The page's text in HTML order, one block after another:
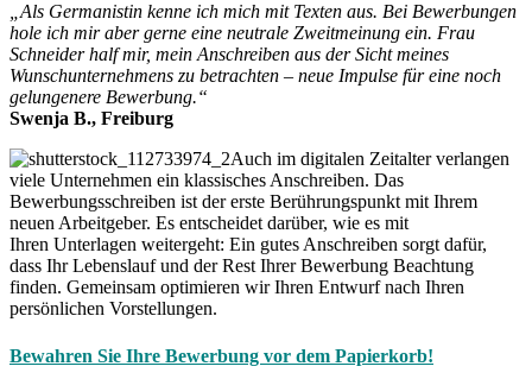
„Als Germanistin kenne ich mich mit Texten aus. Bei Bewerbungen
hole ich mir aber gerne eine neutrale Zweitmeinung ein. Frau
Schneider half mir, mein Anschreiben aus der Sicht meines
Wunschunternehmens zu betrachten – neue Impulse für eine noch
gelungenere Bewerbung.“
Swenja B., Freiburg
Auch im digitalen Zeitalter verlangen
viele Unternehmen ein klassisches Anschreiben. Das
Bewerbungsschreiben ist der erste Berührungspunkt mit Ihrem
neuen Arbeitgeber. Es entscheidet darüber, wie es mit
Ihren Unterlagen weitergeht: Ein gutes Anschreiben sorgt dafür,
dass Ihr Lebenslauf und der Rest Ihrer Bewerbung Beachtung
finden. Gemeinsam optimieren wir Ihren Entwurf nach Ihren
persönlichen Vorstellungen.
Bewahren Sie Ihre Bewerbung vor dem Papierkorb!